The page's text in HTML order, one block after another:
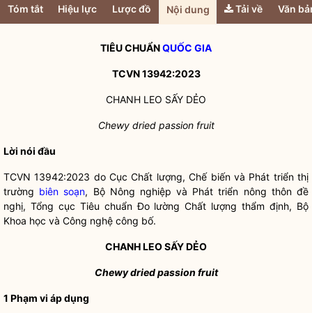
Tóm tắt Hiệu lực Lược đồ Nội dung Tải về Văn
TIÊU CHUẨNQUỐC GIA
TCVN 13942:2023
CHANH LEO SẤY DẺO
Chewy dried passion fruit
Lời nói đầu
TCVN 13942:2023 do Cục Chất lượng, Chế biến và Phát triển thị
trường biên soạn, Bộ Nông nghiệp và Phát triển nông thôn đề
nghị, Tổng cục Tiêu chuẩn Đo lường Chất lượng thẩm định, Bộ
Khoa học và Công nghệ công bố.
CHANH LEO SẤY DẺO
Chewy dried passion fruit
1 Phạm vi áp dụng